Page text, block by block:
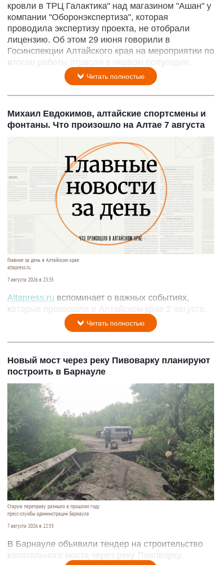
кровли в ТРЦ Галактика" над магазином "Ашан" у
компании "Оборонэкспертиза", которая
проводила экспертизу проекта, не отобрали
лицензию. Об этом 29 июня говорили в
Госинспекции Алтайского края на мероприятии по
итогам работы отрасли в первом полугодии.
Читать полностью
Михаил Евдокимов, алтайские спортсмены и
фонтаны. Что произошло на Алтае 7 августа
Главное за день в Алтайском крае.
altapress.ru.
7 августа 2026 в 23:35
Altapress.ru вспоминает о важных событиях,
которые произошли в Алтайском крае 2 августа.
Читать полностью
Новый мост через реку Пивоварку планируют
построить в Барнауле
Старую переправу размыло в прошлом году
пресс-службы администрации Барнаула
7 августа 2026 в 22:55
В Барнауле объявили тендер на строительство
капитального моста через реку Пивоварку.